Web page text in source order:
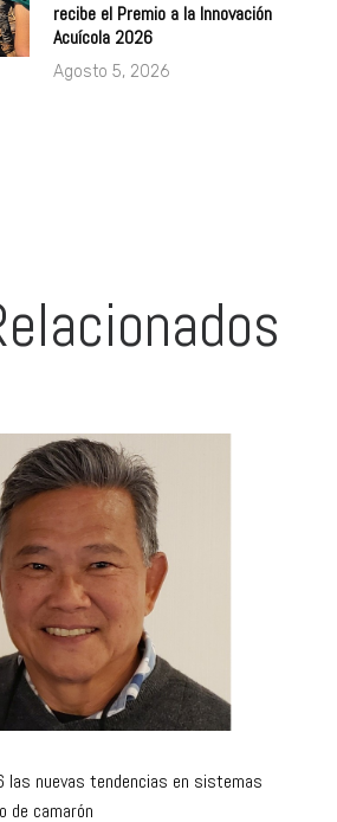
recibe el Premio a la Innovación
Acuícola 2026
Agosto 5, 2026
las nuevas tendencias en sistemas
de camarón